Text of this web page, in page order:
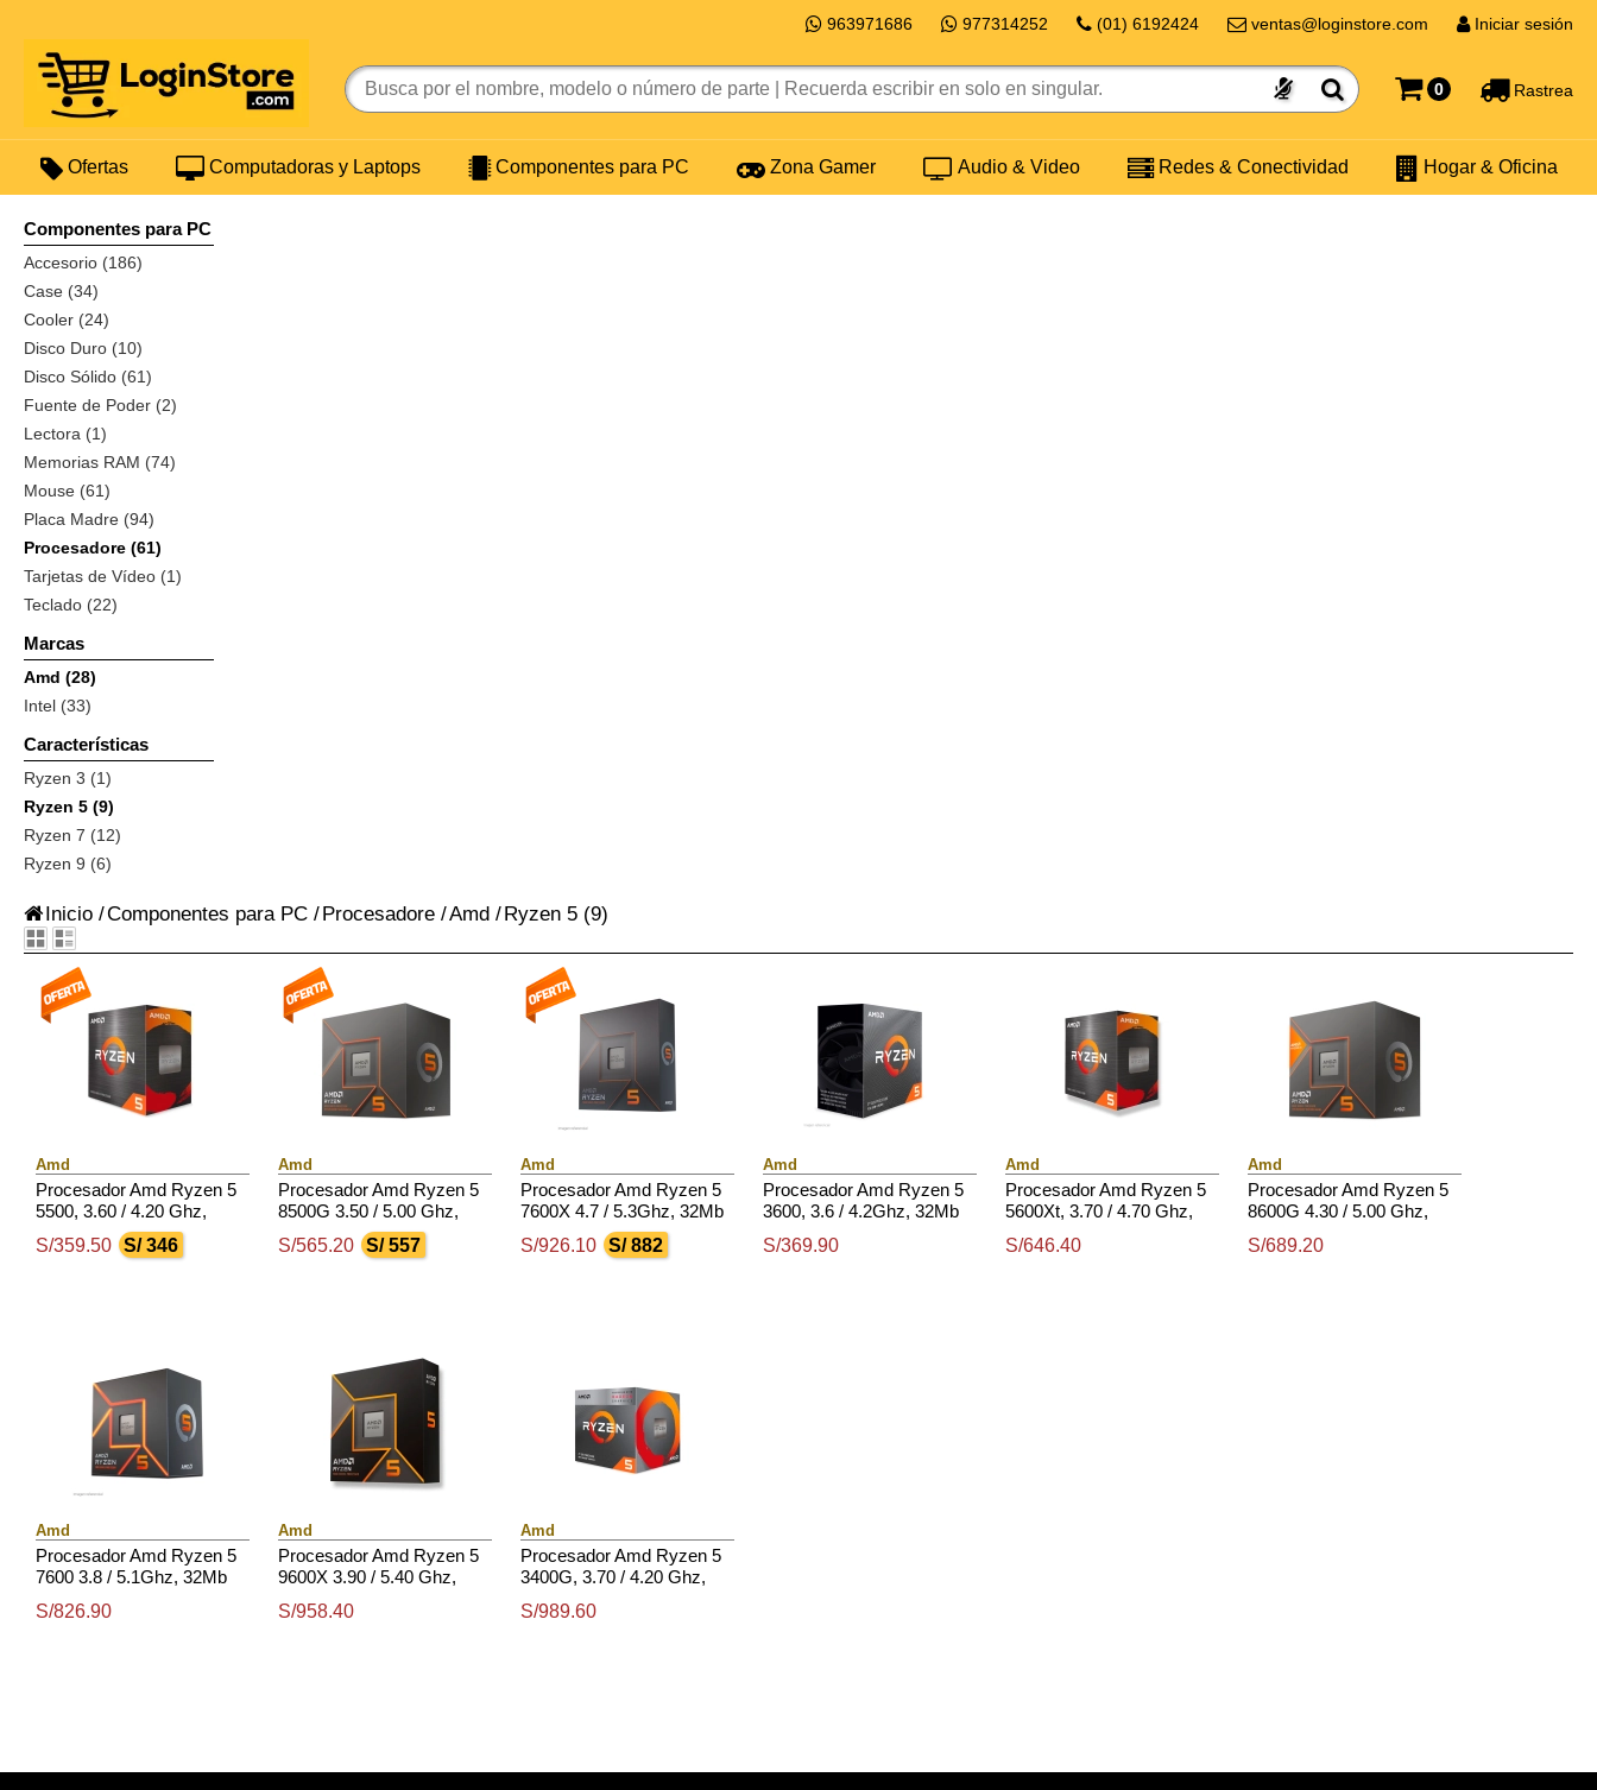
963971686 977314252 (01) 6192424 ventas@loginstore.com Iniciar sesión
0 Rastrea
Ofertas Computadoras y Laptops Componentes para PC Zona Gamer Audio & Video Redes & Conectividad Hogar & Oficina
Componentes para PC
Accesorio (186)
Case (34)
Cooler (24)
Disco Duro (10)
Disco Sólido (61)
Fuente de Poder (2)
Lectora (1)
Memorias RAM (74)
Mouse (61)
Placa Madre (94)
Procesadore (61)
Tarjetas de Vídeo (1)
Teclado (22)
Marcas
Amd (28)
Intel (33)
Características
Ryzen 3 (1)
Ryzen 5 (9)
Ryzen 7 (12)
Ryzen 9 (6)
Inicio /Componentes para PC /Procesadore /Amd /Ryzen 5 (9)
Amd
Procesador Amd Ryzen 5
5500, 3.60 / 4.20 Ghz,
16Mb L3 Cache, 6-Cores,
Am4, 7Nm, 65W.
S/359.50 S/ 346
Amd
Procesador Amd Ryzen 5
8500G 3.50 / 5.00 Ghz,
16Mb L3 Cache, 6-Cores,
4Nm, Tdp: 65W
S/565.20 S/ 557
Amd
Procesador Amd Ryzen 5
7600X 4.7 / 5.3Ghz, 32Mb
L3, 6-Core, Am5, 5Nm,
105W.
S/926.10 S/ 882
Amd
Procesador Amd Ryzen 5
3600, 3.6 / 4.2Ghz, 32Mb
7Nm, Tdp: 65W.
S/369.90
Amd
Procesador Amd Ryzen 5
5600Xt, 3.70 / 4.70 Ghz,
7Nm, 65W.
S/646.40
Amd
Procesador Amd Ryzen 5
8600G 4.30 / 5.00 Ghz,
4Nm, Tdp: 65W
S/689.20
Amd
Procesador Amd Ryzen 5
7600 3.8 / 5.1Ghz, 32Mb
S/826.90
Amd
Procesador Amd Ryzen 5
9600X 3.90 / 5.40 Ghz,
4Nm, Tdp: 65W
S/958.40
Amd
Procesador Amd Ryzen 5
3400G, 3.70 / 4.20 Ghz,
12Nm, 65W.
S/989.60